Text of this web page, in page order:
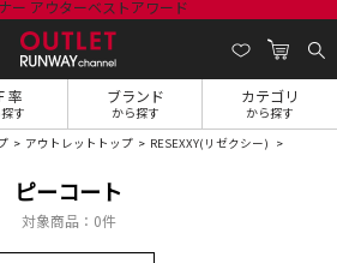
率
す
ブランド
から探す
カテゴリ
から探す
アウトレットトップ RESEXXY(リゼクシー)
ピーコート
対象商品： 0件